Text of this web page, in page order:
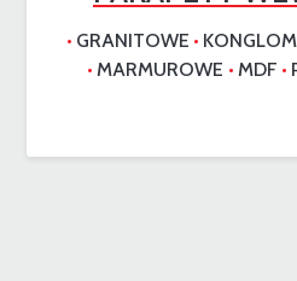
• GRANITOWE •
• MARMUROWE • MDF •